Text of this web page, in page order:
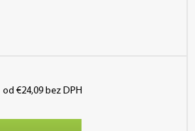
od €24,09 bez DPH